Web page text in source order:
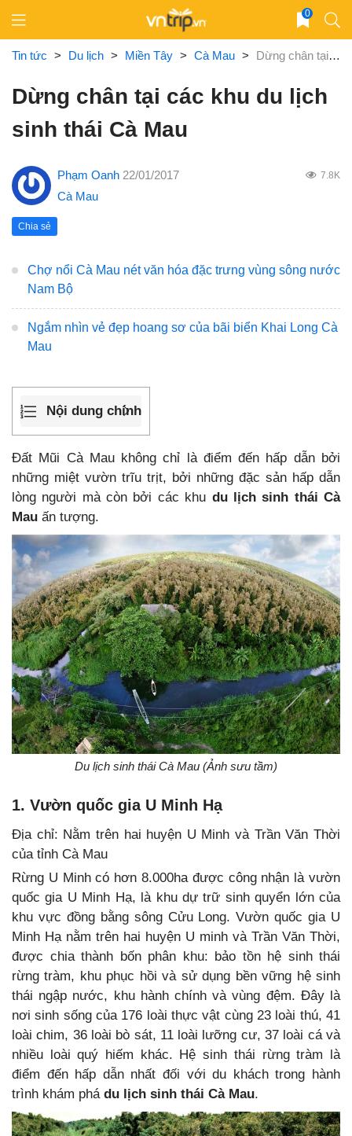
content
0
Tin tức > Du lịch > Miền Tây > Cà Mau > Dừng chân tại các khu du lịch sinh thái Cà Mau
Dừng chân tại các khu du lịch
sinh thái Cà Mau
Phạm Oanh 22/01/2017 7.8K
Cà Mau
Chia sẻ
Chợ nổi Cà Mau nét văn hóa đặc trưng vùng sông nước
Nam Bộ
Ngắm nhìn vẻ đẹp hoang sơ của bãi biển Khai Long Cà
Mau
Nội dung chính
Đất Mũi Cà Mau không chỉ là điểm đến hấp dẫn bởi
những miệt vườn trĩu trịt, bởi những đặc sản hấp dẫn
lòng người mà còn bởi các khu du lịch sinh thái Cà
Mau ấn tượng.
Du lịch sinh thái Cà Mau (Ảnh sưu tầm)
1. Vườn quốc gia U Minh Hạ
Địa chỉ: Nằm trên hai huyện U Minh và Trần Văn Thời
của tỉnh Cà Mau
Rừng U Minh có hơn 8.000ha được công nhận là vườn
quốc gia U Minh Hạ, là khu dự trữ sinh quyển lớn của
khu vực đồng bằng sông Cửu Long. Vườn quốc gia U
Minh Hạ nằm trên hai huyện U minh và Trần Văn Thời,
được chia thành bốn phân khu: bảo tồn hệ sinh thái
rừng tràm, khu phục hồi và sử dụng bền vững hệ sinh
thái ngập nước, khu hành chính và vùng đệm. Đây là
nơi sinh sống của 176 loài thực vật cùng 23 loài thú, 41
loài chim, 36 loài bò sát, 11 loài lưỡng cư, 37 loài cá và
nhiều loài quý hiếm khác. Hệ sinh thái rừng tràm là
điểm đến hấp dẫn nhất đối với du khách trong hành
trình khám phá du lịch sinh thái Cà Mau.